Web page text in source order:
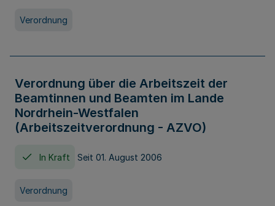
Verordnung
Verordnung über die Arbeitszeit der
Beamtinnen und Beamten im Lande
Nordrhein-Westfalen
(Arbeitszeitverordnung - AZVO)
In Kraft Seit 01. August 2006
Verordnung